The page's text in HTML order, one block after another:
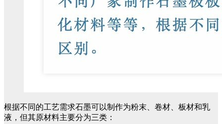
根据不同的工艺需求石墨可以制作为粉末、卷材、板材和乳
液，但其原材料主要分为三类：